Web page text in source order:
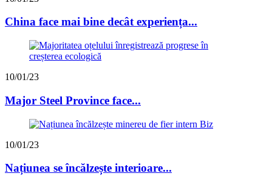
China face mai bine decât experiența...
10/01/23
Major Steel Province face...
10/01/23
Națiunea se încălzește interioare...